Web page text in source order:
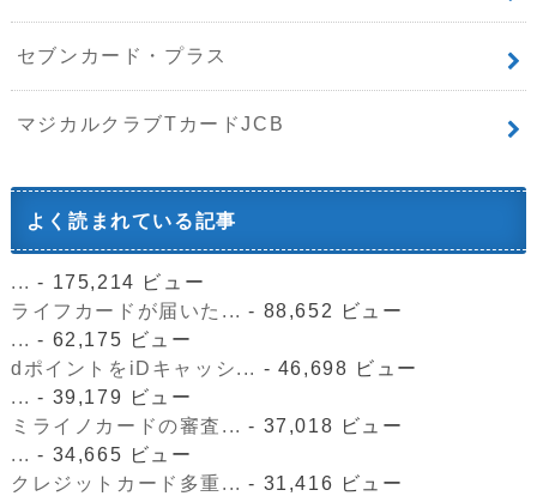
セブンカード・プラス
マジカルクラブTカードJCB
よく読まれている記事
... - 175,214 ビュー
ライフカードが届いた... - 88,652 ビュー
... - 62,175 ビュー
dポイントをiDキャッシ... - 46,698 ビュー
... - 39,179 ビュー
ミライノカードの審査... - 37,018 ビュー
... - 34,665 ビュー
クレジットカード多重... - 31,416 ビュー